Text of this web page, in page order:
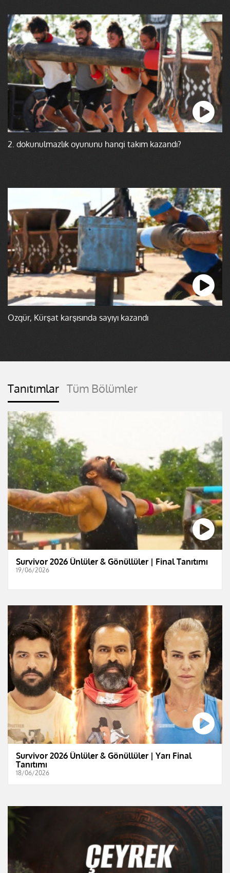
2. dokunulmazlık oyununu hangi takım kazandı?
Özgür, Kürşat karşısında sayıyı kazandı
Tanıtımlar Tüm Bölümler
Survivor 2026 Ünlüler & Gönüllüler | Final Tanıtımı
19/06/2026
Survivor 2026 Ünlüler & Gönüllüler | Yarı Final
Tanıtımı
18/06/2026